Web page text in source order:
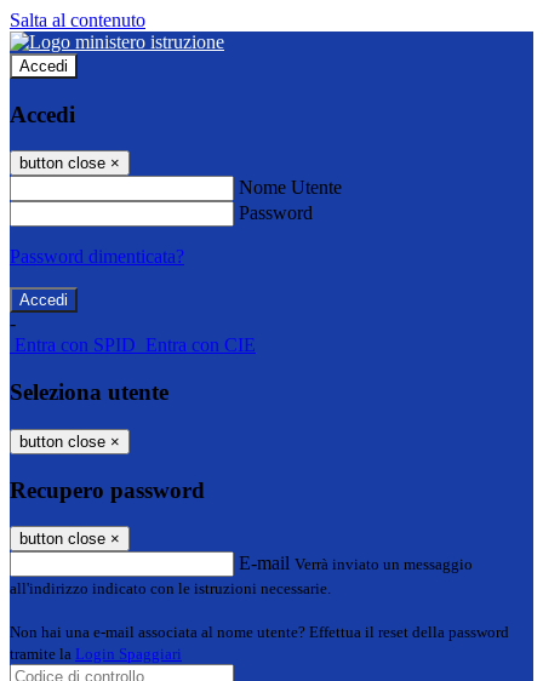
Salta al contenuto
Accedi
Accedi
button close ×
Nome Utente
Password
Password dimenticata?
-
Entra con SPID Entra con CIE
Seleziona utente
button close ×
Recupero password
button close ×
E-mail Verrà inviato un messaggio
all'indirizzo indicato con le istruzioni necessarie.
Non hai una e-mail associata al nome utente? Effettua il reset della password
tramite la Login Spaggiari